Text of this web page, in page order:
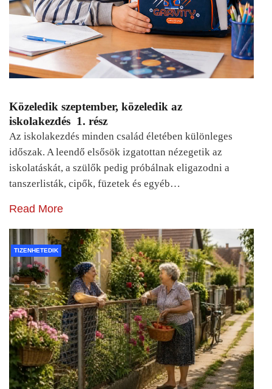
Közeledik szeptember, közeledik az
iskolakezdés 1. rész
Az iskolakezdés minden család életében különleges
időszak. A leendő elsősök izgatottan nézegetik az
iskolatáskát, a szülők pedig próbálnak eligazodni a
tanszerlisták, cipők, füzetek és egyéb…
Read More
TIZENHETEDIK